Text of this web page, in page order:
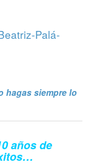
hagas siempre lo
años de